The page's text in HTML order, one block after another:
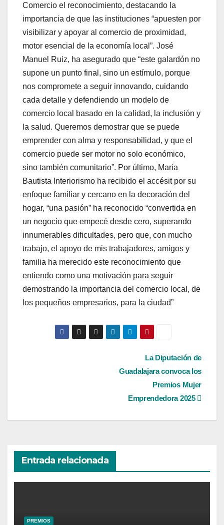
Comercio el reconocimiento, destacando la
importancia de que las instituciones “apuesten por
visibilizar y apoyar al comercio de proximidad,
motor esencial de la economía local”. José
Manuel Ruiz, ha asegurado que “este galardón no
supone un punto final, sino un estímulo, porque
nos compromete a seguir innovando, cuidando
cada detalle y defendiendo un modelo de
comercio local basado en la calidad, la inclusión y
la salud. Queremos demostrar que se puede
emprender con alma y responsabilidad, y que el
comercio puede ser motor no solo económico,
sino también comunitario”. Por último, María
Bautista Interiorismo ha recibido el accésit por su
enfoque familiar y cercano en la decoración del
hogar, “una pasión” ha reconocido “convertida en
un negocio que empecé desde cero, superando
innumerables dificultades, pero que, con mucho
trabajo, el apoyo de mis trabajadores, amigos y
familia ha merecido este reconocimiento que
entiendo como una motivación para seguir
demostrando la importancia del comercio local, de
los pequeños empresarios, para la ciudad”
La Diputación de
Guadalajara convoca los
Premios Mujer
Emprendedora 2025
Entrada relacionada
PREMIOS